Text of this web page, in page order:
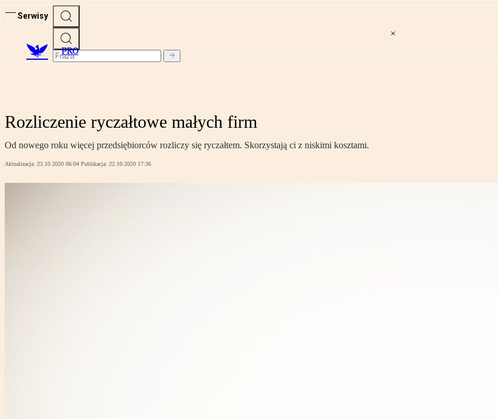
Serwisy
PRO
Rozliczenie ryczałtowe małych firm
Od nowego roku więcej przedsiębiorców rozliczy się ryczałtem. Skorzystają ci z niskimi kosztami.
Aktualizacja: 23.10.2020 06:04 Publikacja: 22.10.2020 17:36